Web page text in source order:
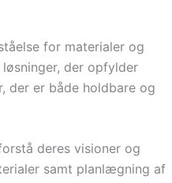
for materialer og
der opfylder
der er både holdbare og
deres visioner og
samt planlægning af